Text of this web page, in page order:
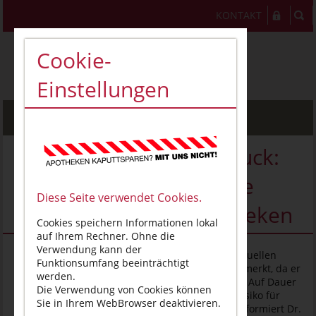
KONTAKT
Der TÜV für den Blutdruck:
Patienten erhalten neue
Dienstleistung in Apotheken
(Magdeburg, 30. Mai 2023).
Kennen Sie Ihren aktuellen
Blutdruck? „Bluthochdruck bleibt oft lange unbemerkt, da er
meist keine spürbaren Beschwerden verursacht. Auf Dauer
schädigt er jedoch die Gefäße und erhöht das Risiko für
Herzinfarkt, Schlaganfall und Nierenschäden“, informiert Dr.
Cookie-
Einstellungen
Diese Seite verwendet Cookies.
Cookies speichern Informationen lokal
auf Ihrem Rechner. Ohne die
Verwendung kann der
Funktionsumfang beeinträchtigt
werden.
Die Verwendung von Cookies können
Sie in Ihrem WebBrowser deaktivieren.